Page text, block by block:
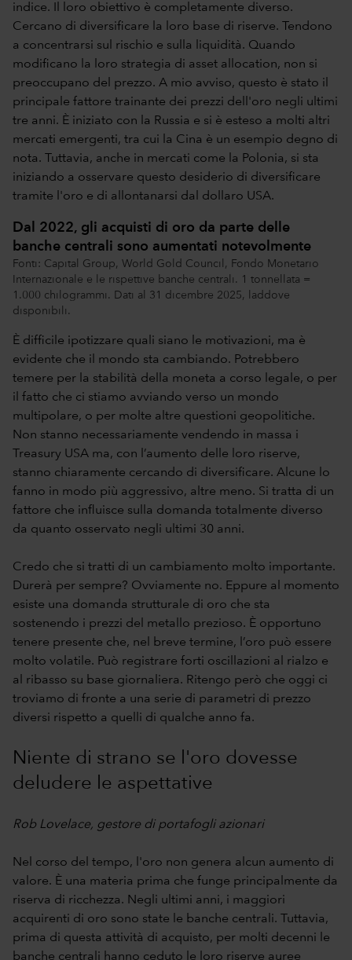
indice. Il loro obiettivo è completamente diverso.
Cercano di diversificare la loro base di riserve. Tendono
a concentrarsi sul rischio e sulla liquidità. Quando
modificano la loro strategia di asset allocation, non si
preoccupano del prezzo. A mio avviso, questo è stato il
principale fattore trainante dei prezzi dell'oro negli ultimi
tre anni. È iniziato con la Russia e si è esteso a molti altri
mercati emergenti, tra cui la Cina è un esempio degno di
nota. Tuttavia, anche in mercati come la Polonia, si sta
iniziando a osservare questo desiderio di diversificare
tramite l'oro e di allontanarsi dal dollaro USA.
Dal 2022, gli acquisti di oro da parte delle
banche centrali sono aumentati notevolmente
Fonti: Capital Group, World Gold Council, Fondo Monetario
Internazionale e le rispettive banche centrali. 1 tonnellata =
1.000 chilogrammi. Dati al 31 dicembre 2025, laddove
disponibili.
È difficile ipotizzare quali siano le motivazioni, ma è
evidente che il mondo sta cambiando. Potrebbero
temere per la stabilità della moneta a corso legale, o per
il fatto che ci stiamo avviando verso un mondo
multipolare, o per molte altre questioni geopolitiche.
Non stanno necessariamente vendendo in massa i
Treasury USA ma, con l’aumento delle loro riserve,
stanno chiaramente cercando di diversificare. Alcune lo
fanno in modo più aggressivo, altre meno. Si tratta di un
fattore che influisce sulla domanda totalmente diverso
da quanto osservato negli ultimi 30 anni.
Credo che si tratti di un cambiamento molto importante.
Durerà per sempre? Ovviamente no. Eppure al momento
esiste una domanda strutturale di oro che sta
sostenendo i prezzi del metallo prezioso. È opportuno
tenere presente che, nel breve termine, l’oro può essere
molto volatile. Può registrare forti oscillazioni al rialzo e
al ribasso su base giornaliera. Ritengo però che oggi ci
troviamo di fronte a una serie di parametri di prezzo
diversi rispetto a quelli di qualche anno fa.
Niente di strano se l'oro dovesse
deludere le aspettative
Rob Lovelace, gestore di portafogli azionari
Nel corso del tempo, l'oro non genera alcun aumento di
valore. È una materia prima che funge principalmente da
riserva di ricchezza. Negli ultimi anni, i maggiori
acquirenti di oro sono state le banche centrali. Tuttavia,
prima di questa attività di acquisto, per molti decenni le
banche centrali hanno ceduto le loro riserve auree